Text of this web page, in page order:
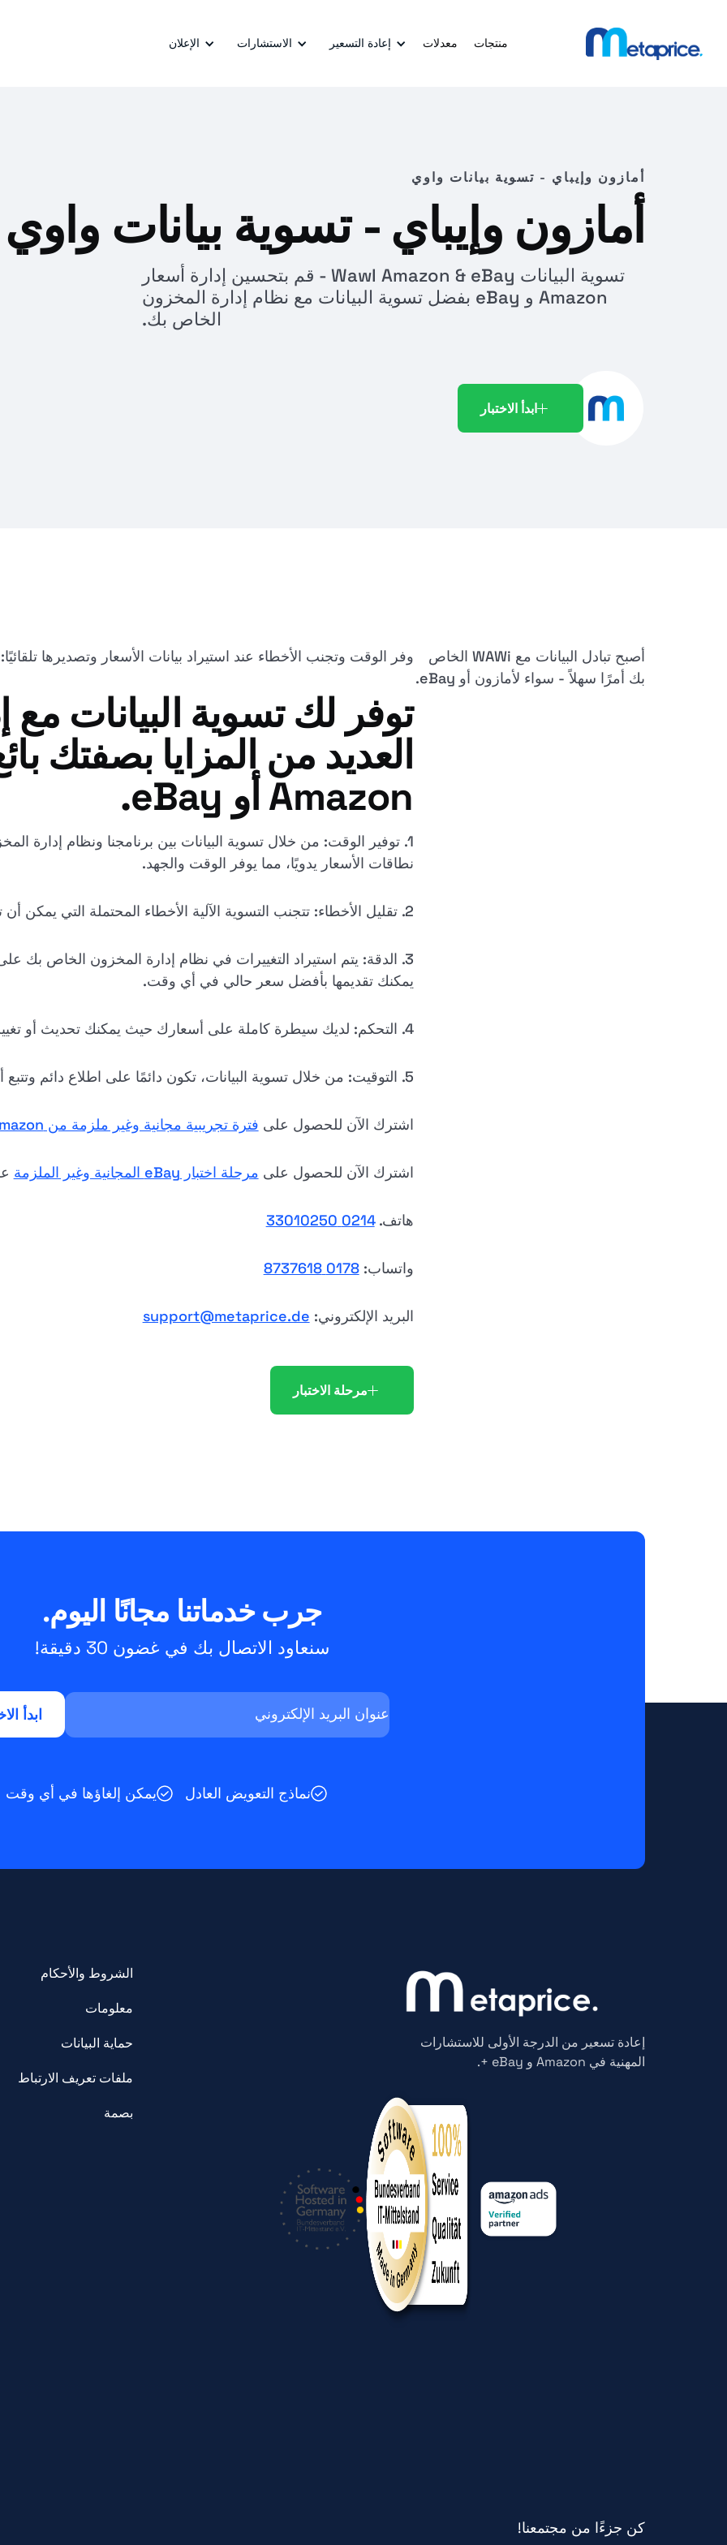
منتجات معدلات إعادة التسعير الاستشارات الإعلان
أمازون وإيباي - تسوية بيانات واوي
أمازون وإيباي - تسوية بيانات واوي
تسوية البيانات WawI Amazon & eBay - قم بتحسين إدارة أسعار
Amazon و eBay بفضل تسوية البيانات مع نظام إدارة المخزون
الخاص بك.
ابدأ الاختبار
أصبح تبادل البيانات مع WAWi الخاص
بك أمرًا سهلاً - سواء لأمازون أو eBay.
وفر الوقت وتجنب الأخطاء عند استيراد بيانات الأسعار وتصديرها تلقائيًا:
توفر لك تسوية البيانات مع
العديد من المزايا بصفتك
Amazon أو eBay.
1. توفير الوقت: من خلال تسوية البيانات بين برنامجنا ونظام إدارة
نطاقات الأسعار يدويًا، مما يوفر الوقت والجهد.
2. تقليل الأخطاء: تتجنب التسوية الآلية الأخطاء المحتملة التي يمكن أن تحدث عند تعيين الأسعار يدويًا.
3. الدقة: يتم استيراد التغييرات في نظام إدارة المخزون الخاص بك
يمكنك تقديمها بأفضل سعر حالي في أي وقت.
4. التحكم: لديك سيطرة كاملة على أسعارك حيث يمكنك تحديث أو تغيير ملف CSV المرتبط في أي وقت.
5. التوقيت: من خلال تسوية البيانات، تكون دائمًا على اطلاع دائم وتتبع أسعارك على Amazon و eBay.
اشترك الآن للحصول على فترة تجريبية مجانية وغير ملزمة من Amazon
اشترك الآن للحصول على مرحلة اختبار eBay المجانية وغير الملزمة
هاتف.0214 33010250
واتساب:0178 8737618
البريد الإلكتروني: support@metaprice.de
مرحلة الاختبار
جرب خدماتنا مجانًا اليوم.
سنعاود الاتصال بك في غضون 30 دقيقة!
نماذج التعويض العادل يمكن إلغاؤها في أي وقت
إعادة تسعير من الدرجة الأولى للاستشارات
المهنية في Amazon و eBay +.
كن جزءًا من مجتمعنا!
الشروط والأحكام
معلومات
حماية البيانات
ملفات تعريف الارتباط
بصمة